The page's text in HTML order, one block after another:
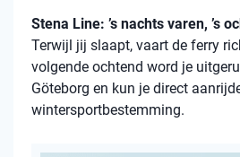
Stena Line: ’s nachts varen, ’s
Terwijl jij slaapt, vaart de ferry
volgende ochtend word je
Göteborg en kun je direct
wintersportbestemming.